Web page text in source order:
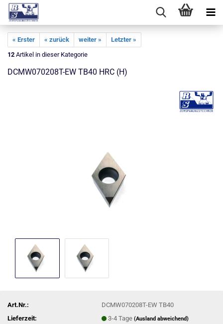
« Erster « zurück weiter »
Letzter »
12 Artikel in dieser Kategorie
DCMW070208T-EW TB40 HRC (H)
Art.Nr.:
DCMW070208T-EW TB40
Lieferzeit:
3-4 Tage(Ausland abweichend)